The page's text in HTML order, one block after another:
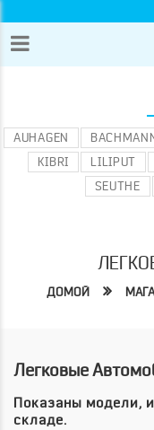
AUHAGEN
KIBRI
LILIPUT
SEUTHE
ДОМОЙ
Легковые
Показаны модели,
складе.